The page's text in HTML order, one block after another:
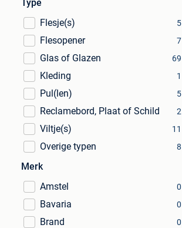
Type
Flesje(s)
5
Flesopener 7
Glas of Glazen 69
Kleding 1
Pul(len) 5
Reclamebord, Plaat of Schild 2
Viltje(s) 11
Overige typen 8
Merk
Amstel
0
Bavaria 0
Brand 0